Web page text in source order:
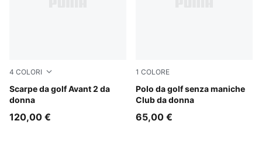
4 COLORI
Scarpe da golf Avant 2 da
donna
PUMA Black-PUMA Black-PUMA Black
120,00 €
1 COLORE
Polo da golf senza maniche
Club da donna
Rich Cocoa
65,00 €